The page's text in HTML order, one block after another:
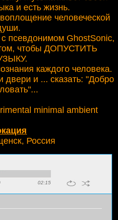
и есть жизнь.
человеческой
псевдонимом GhostSonic,
чтобы ДОПУСТИТЬ
каждого человека.
двери и ... сказать: "Добро
minimal ambient
Россия
02:15